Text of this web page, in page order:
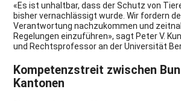
«Es ist unhaltbar, dass der Schutz von
bisher vernachlässigt wurde. Wir fordern
Verantwortung nachzukommen und
Regelungen einzuführen», sagt Peter V.
und Rechtsprofessor an der Universität
Kompetenzstreit zwischen
Kantonen